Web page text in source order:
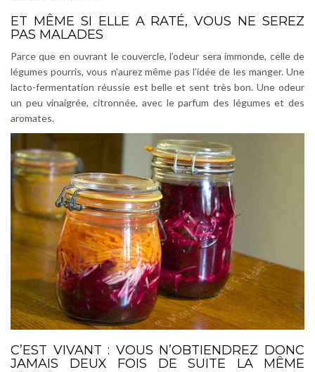
ET MÊME SI ELLE A RATÉ, VOUS NE SEREZ
PAS MALADES
Parce que en ouvrant le couvercle, l’odeur sera immonde, celle de
légumes pourris, vous n’aurez même pas l’idée de les manger.Une
lacto-fermentation réussie est belle et sent très bon. Une odeur
un peu vinaigrée, citronnée, avec le parfum des légumes et des
aromates.
C’EST VIVANT : VOUS N’OBTIENDREZ DONC
JAMAIS DEUX FOIS DE SUITE LA MÊME